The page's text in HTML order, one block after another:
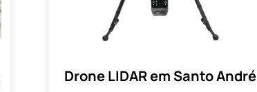
Drone LIDAR em Santo André